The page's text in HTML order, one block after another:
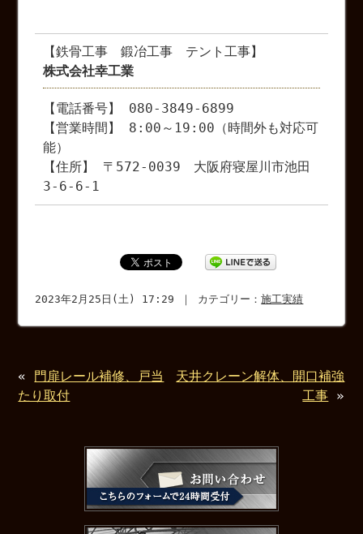
【鉄骨工事 鍛冶工事 テント工事】
株式会社幸工業
【電話番号】 080-3849-6899
【営業時間】 8:00～19:00（時間外も対応可
能）
【住所】 〒572-0039 大阪府寝屋川市池田
3-6-6-1
2023年2月25日(土) 17:29 ｜ カテゴリー：施工実績
« 門扉レール補修、戸当
たり取付
天井クレーン解体、開口補強
工事 »